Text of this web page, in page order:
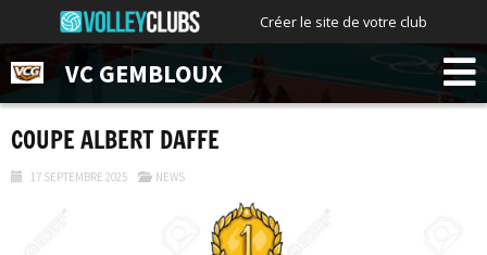
Créer le site de votre club
VC GEMBLOUX
COUPE ALBERT DAFFE
17 SEPTEMBRE 2025 NEWS